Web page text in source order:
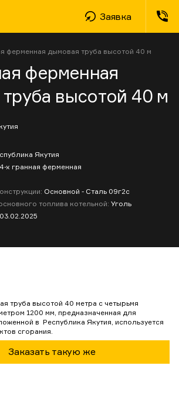
Заявка
ферменная дымовая труба высотой 40 м
ферменная
высотой 40 м
Якутия
4-х гранная ферменная
Основной - Сталь 09г2с
топлива котельной: Уголь
03.02.2025
труба высотой 40 метра с четырьмя
1200 мм, предназначенная для
в Республика Якутия, используется
сгорания.
Заказать такую же